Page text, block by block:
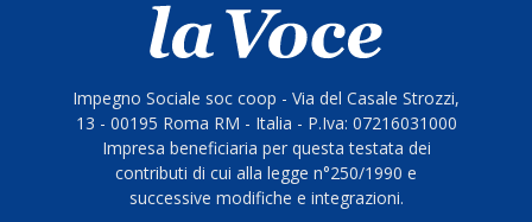
Impegno Sociale soc coop - Via del Casale Strozzi,
13 - 00195 Roma RM - Italia - P.Iva: 07216031000
Impresa beneficiaria per questa testata dei
contributi di cui alla legge n°250/1990 e
successive modifiche e integrazioni.